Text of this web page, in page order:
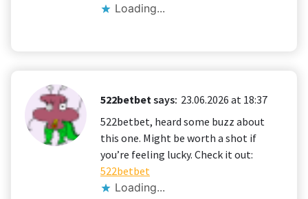
Loading...
522betbet says: 23.06.2026 at 18:37
522betbet, heard some buzz about
this one. Might be worth a shot if
you’re feeling lucky. Check it out:
522betbet
Loading...